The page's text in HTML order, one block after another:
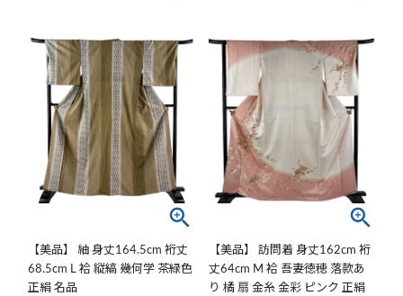
【美品】 紬 身丈164.5cm 裄丈
68.5cm L 袷 縦縞 幾何学 茶緑色
正絹 名品
【美品】 訪問着 身丈162cm 裄
丈64cm M 袷 吾妻徳穂 落款あ
り 橘 扇 金糸 金彩 ピンク 正絹